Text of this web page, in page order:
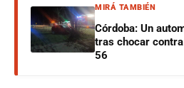
MIRÁ TAMBIÉN
Córdoba: Un
tras chocar
56